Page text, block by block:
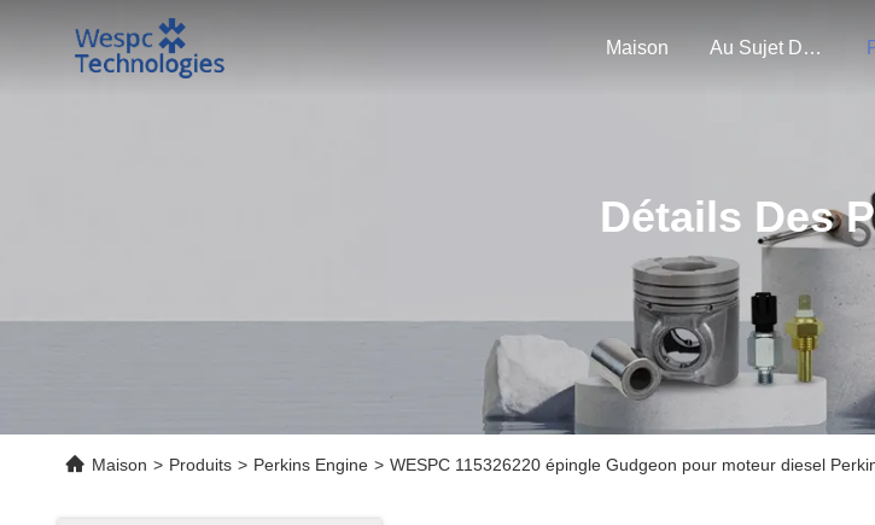
Maison Au Sujet De Nous
Détails Des
Maison > Produits > Perkins Engine > WESPC 115326220 épingle Gudgeon pour moteur diesel